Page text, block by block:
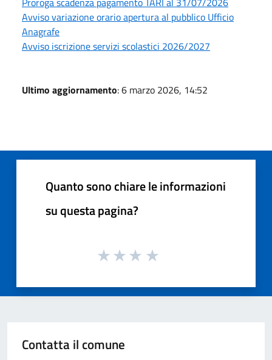
Avviso variazione orario apertura al pubblico Ufficio
Anagrafe
Avviso iscrizione servizi scolastici 2026/2027
Ultimo aggiornamento: 6 marzo 2026, 14:52
Quanto sono chiare le informazioni
su questa pagina?
Contatta il comune